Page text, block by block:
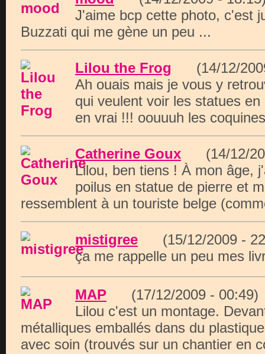
J'aime bcp cette photo, c'est
Buzzati qui me gène un peu ...
Lilou the Frog (14/12/
Ah ouais mais je vous y
qui veulent voir les statues
en vrai !!! oouuuh les
Catherine Goux (14/12/
Lilou, ben tiens ! À mon âge,
poilus en statue de pierre et
ressemblent à un touriste belge
mistigree (15/12/2009 -
ça me rappelle un peu mes
MAP (17/12/2009 -
Lilou c'est un montage.
métalliques emballés dans du
avec soin (trouvés sur un chantier en